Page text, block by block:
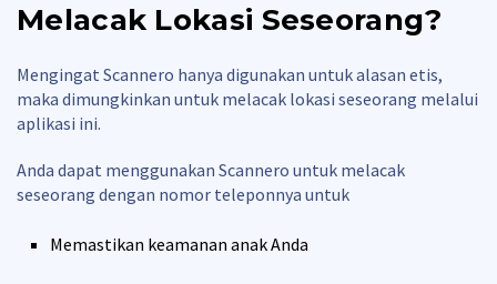
Melacak Lokasi Seseorang?
Mengingat Scannero hanya digunakan untuk alasan etis,
maka dimungkinkan untuk melacak lokasi seseorang melalui
aplikasi ini.
Anda dapat menggunakan Scannero untuk melacak
seseorang dengan nomor teleponnya untuk
Memastikan keamanan anak Anda